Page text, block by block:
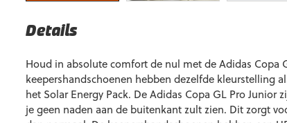
Details
Houd in absolute comfort de nul met de Adidas Copa
keepershandschoenen hebben dezelfde kleurstelling
het Solar Energy Pack. De Adidas Copa GL Pro Junior
je geen naden aan de buitenkant zult zien. Dit zorgt